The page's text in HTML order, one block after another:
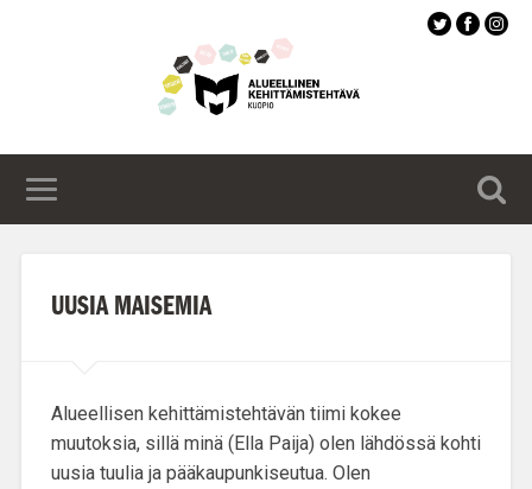
UUSIA MAISEMIA
Alueellisen kehittämistehtävän tiimi kokee
muutoksia, sillä minä (Ella Paija) olen lähdössä kohti
uusia tuulia ja pääkaupunkiseutua. Olen